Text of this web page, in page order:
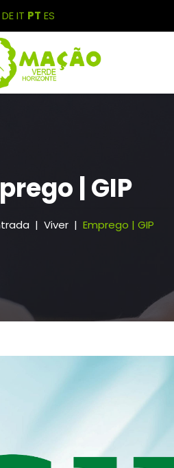
DEIT PT ES
| GIP
Viver Emprego | GIP